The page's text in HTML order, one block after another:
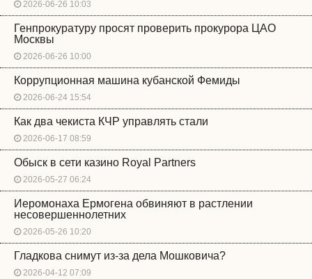
2026-06-26 10:03
Генпрокуратуру просят проверить прокурора ЦАО
Москвы
2026-06-26 10:00
Коррупционная машина кубанской Фемиды
2026-06-24 15:54
Как два чекиста КЧР управлять стали
2026-06-17 08:59
Обыск в сети казино Royal Partners
2026-05-27 06:24
Иеромонаха Ермогена обвиняют в растлении
несовершеннолетних
2026-05-26 10:20
Гладкова снимут из-за дела Мошковича?
2026-04-12 07:09